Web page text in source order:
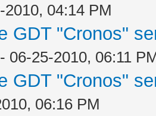
2010, 04:14 PM
GDT "Cronos"
- 06-25-2010, 06:11
GDT "Cronos"
06:16 PM